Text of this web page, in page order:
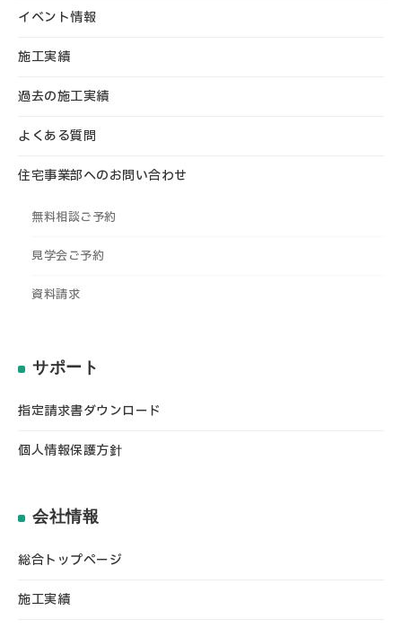
イベント情報
施工実績
過去の施工実績
よくある質問
住宅事業部へのお問い合わせ
無料相談ご予約
見学会ご予約
資料請求
サポート
指定請求書ダウンロード
個人情報保護方針
会社情報
総合トップページ
施工実績